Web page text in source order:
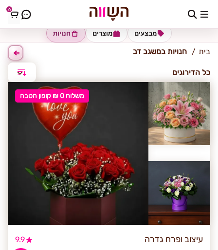
0 משגב דב
חנויות מוצרים מבצעים
בית חנויות במשגב דב
כל הדירוגים
משלוח 0 ₪ קופון הטבה
עיצוב ופרח גדרה 9.9